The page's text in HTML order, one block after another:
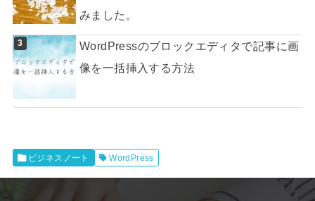
みました。
WordPressのブロックエディタで記事に画
像を一括挿入する方法
ビジネスノート WordPress